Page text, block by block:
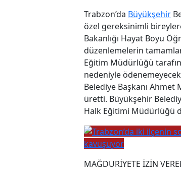
Trabzon’da Büyükşehir
özel gereksinimli
Bakanlığı Hayat Boyu
düzenlemelerin
Eğitim Müdürlüğü
nedeniyle
Belediye Başkanı
üretti. Büyükşehir
Halk Eğitimi Müdürlüğü
kavuşuyor
MAĞDURİYETE İZİN